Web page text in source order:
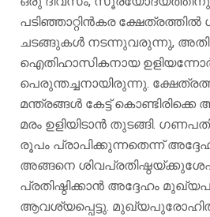
പടിഞ്ഞാറ്റിൻകര
ചടങ്ങുകൾ നടന്നുവരുന്നു,
ഐതിഹാസികനായ
പെരുന്തച്ചനായിരുന്നു.
മന്ത്രങ്ങൾ കേട്ട്
മരം ഉളിയിടാൻ തുടങ്ങി.
രൂപം പ്രാപിക്കുന്നതെന്ന്
അങ്ങനെ
പ്രതിഷ്ഠിക്കാൻ അദ്ദേഹം
ആവശ്യപ്പെട്ടു.